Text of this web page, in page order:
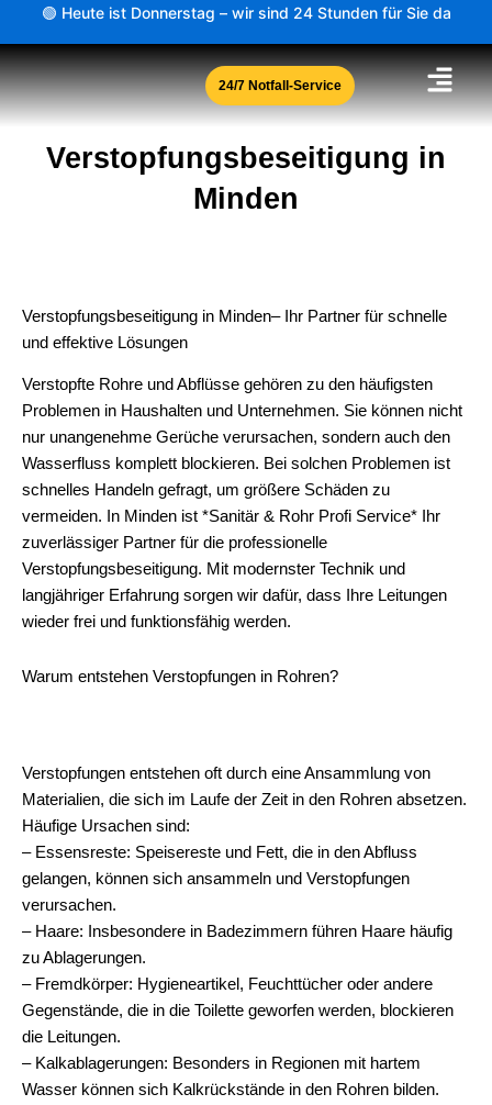
springen
🟢 Heute ist Donnerstag – wir sind 24 Stunden für Sie da
24/7 Notfall-Service
Verstopfungsbeseitigung in
Minden
Verstopfungsbeseitigung in Minden– Ihr Partner für schnelle
und effektive Lösungen
Verstopfte Rohre und Abflüsse gehören zu den häufigsten
Problemen in Haushalten und Unternehmen. Sie können nicht
nur unangenehme Gerüche verursachen, sondern auch den
Wasserfluss komplett blockieren. Bei solchen Problemen ist
schnelles Handeln gefragt, um größere Schäden zu
vermeiden. In Minden ist *Sanitär & Rohr Profi Service* Ihr
zuverlässiger Partner für die professionelle
Verstopfungsbeseitigung. Mit modernster Technik und
langjähriger Erfahrung sorgen wir dafür, dass Ihre Leitungen
wieder frei und funktionsfähig werden.
Warum entstehen Verstopfungen in Rohren?
Verstopfungen entstehen oft durch eine Ansammlung von
Materialien, die sich im Laufe der Zeit in den Rohren absetzen.
Häufige Ursachen sind:
– Essensreste: Speisereste und Fett, die in den Abfluss
gelangen, können sich ansammeln und Verstopfungen
verursachen.
– Haare: Insbesondere in Badezimmern führen Haare häufig
zu Ablagerungen.
– Fremdkörper: Hygieneartikel, Feuchttücher oder andere
Gegenstände, die in die Toilette geworfen werden, blockieren
die Leitungen.
– Kalkablagerungen: Besonders in Regionen mit hartem
Wasser können sich Kalkrückstände in den Rohren bilden.